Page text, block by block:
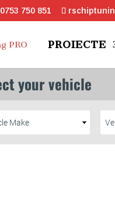
0753 750 851
PROIECTE